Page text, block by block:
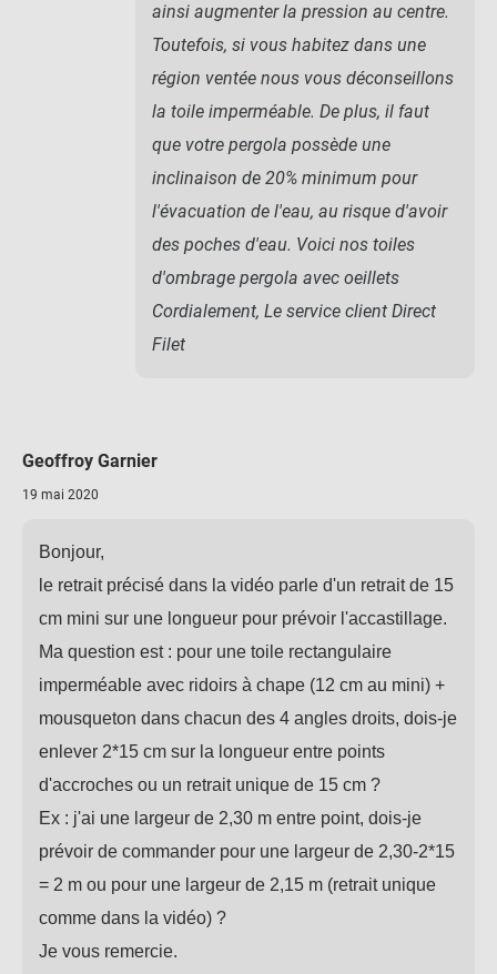
ainsi augmenter la pression au centre.
Toutefois, si vous habitez dans une
région ventée nous vous déconseillons
la toile imperméable. De plus, il faut
que votre pergola possède une
inclinaison de 20% minimum pour
l'évacuation de l'eau, au risque d'avoir
des poches d'eau. Voici nos toiles
d'ombrage pergola avec oeillets
Cordialement, Le service client Direct
Filet
Geoffroy Garnier
19 mai 2020
Bonjour,
le retrait précisé dans la vidéo parle d'un retrait de 15
cm mini sur une longueur pour prévoir l'accastillage.
Ma question est : pour une toile rectangulaire
imperméable avec ridoirs à chape (12 cm au mini) +
mousqueton dans chacun des 4 angles droits, dois-je
enlever 2*15 cm sur la longueur entre points
d'accroches ou un retrait unique de 15 cm ?
Ex : j'ai une largeur de 2,30 m entre point, dois-je
prévoir de commander pour une largeur de 2,30-2*15
= 2 m ou pour une largeur de 2,15 m (retrait unique
comme dans la vidéo) ?
Je vous remercie.